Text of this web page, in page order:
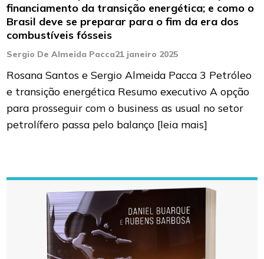
financiamento da transição energética; e como o
Brasil deve se preparar para o fim da era dos
combustíveis fósseis
Sergio De Almeida Pacca21 janeiro 2025
Rosana Santos e Sergio Almeida Pacca 3 Petróleo
e transição energética Resumo executivo A opção
para prosseguir com o business as usual no setor
petrolífero passa pelo balanço [leia mais]